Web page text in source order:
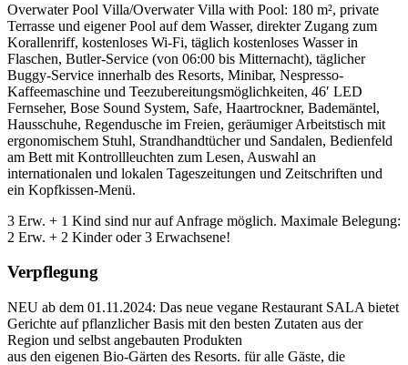
Overwater Pool Villa/Overwater Villa with Pool: 180 m², private
Terrasse und eigener Pool auf dem Wasser, direkter Zugang zum
Korallenriff, kostenloses Wi-Fi, täglich kostenloses Wasser in
Flaschen, Butler-Service (von 06:00 bis Mitternacht), täglicher
Buggy-Service innerhalb des Resorts, Minibar, Nespresso-
Kaffeemaschine und Teezubereitungsmöglichkeiten, 46′ LED
Fernseher, Bose Sound System, Safe, Haartrockner, Bademäntel,
Hausschuhe, Regendusche im Freien, geräumiger Arbeitstisch mit
ergonomischem Stuhl, Strandhandtücher und Sandalen, Bedienfeld
am Bett mit Kontrollleuchten zum Lesen, Auswahl an
internationalen und lokalen Tageszeitungen und Zeitschriften und
ein Kopfkissen-Menü.
3 Erw. + 1 Kind sind nur auf Anfrage möglich. Maximale Belegung:
2 Erw. + 2 Kinder oder 3 Erwachsene!
Verpflegung
NEU ab dem 01.11.2024: Das neue vegane Restaurant SALA bietet
Gerichte auf pflanzlicher Basis mit den besten Zutaten aus der
Region und selbst angebauten Produkten
aus den eigenen Bio-Gärten des Resorts. für alle Gäste, die